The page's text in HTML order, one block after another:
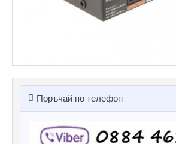
Поръчай по телефон